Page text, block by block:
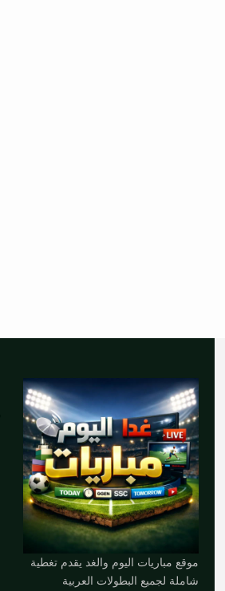
موقع مباريات اليوم والغد يقدم تغطية
شاملة لجميع البطولات العربية